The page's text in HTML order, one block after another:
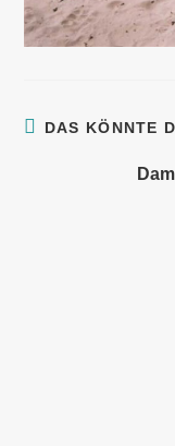
DAS KÖNNTE